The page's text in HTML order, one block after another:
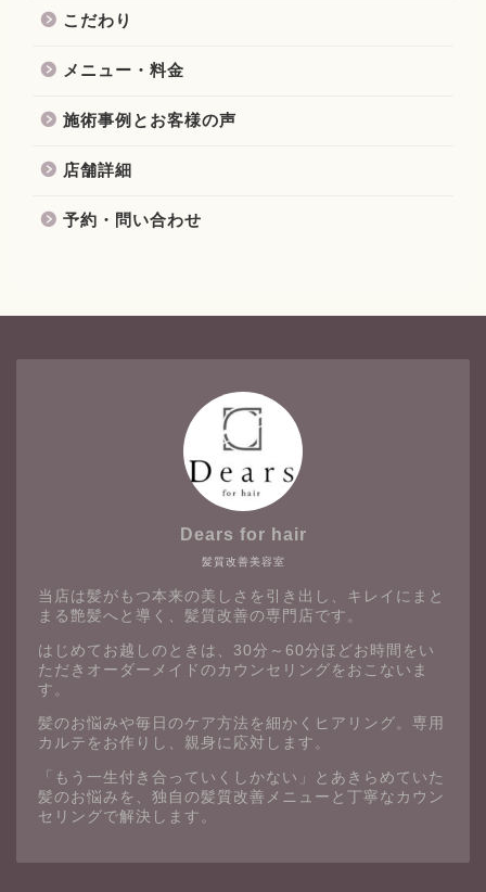
こだわり
メニュー・料金
施術事例とお客様の声
店舗詳細
予約・問い合わせ
髪質改善美容室
Dears for hair
当店は髪がもつ本来の美しさを引き出し、キレイにまと
まる艶髪へと導く、髪質改善の専門店です。
はじめてお越しのときは、30分～60分ほどお時間をい
ただきオーダーメイドのカウンセリングをおこないま
す。
髪のお悩みや毎日のケア方法を細かくヒアリング。専用
カルテをお作りし、親身に応対します。
「もう一生付き合っていくしかない」とあきらめていた
髪のお悩みを、独自の髪質改善メニューと丁寧なカウン
セリングで解決します。